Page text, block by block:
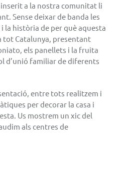
inserit a la nostra comunitat li
Sense deixar de banda les
la història de per què aquesta
tot Catalunya, presentant
els panellets i la fruita
d’unió familiar de diferents
entre tots realitzem i
per decorar la casa i
Us mostrem un xic del
als centres de